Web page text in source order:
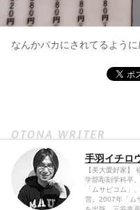
なんかバカにされてるように
手羽イチロ
【美大愛好家】
学部彫刻学科卒
「ムサビコム」
営。2007年「ム